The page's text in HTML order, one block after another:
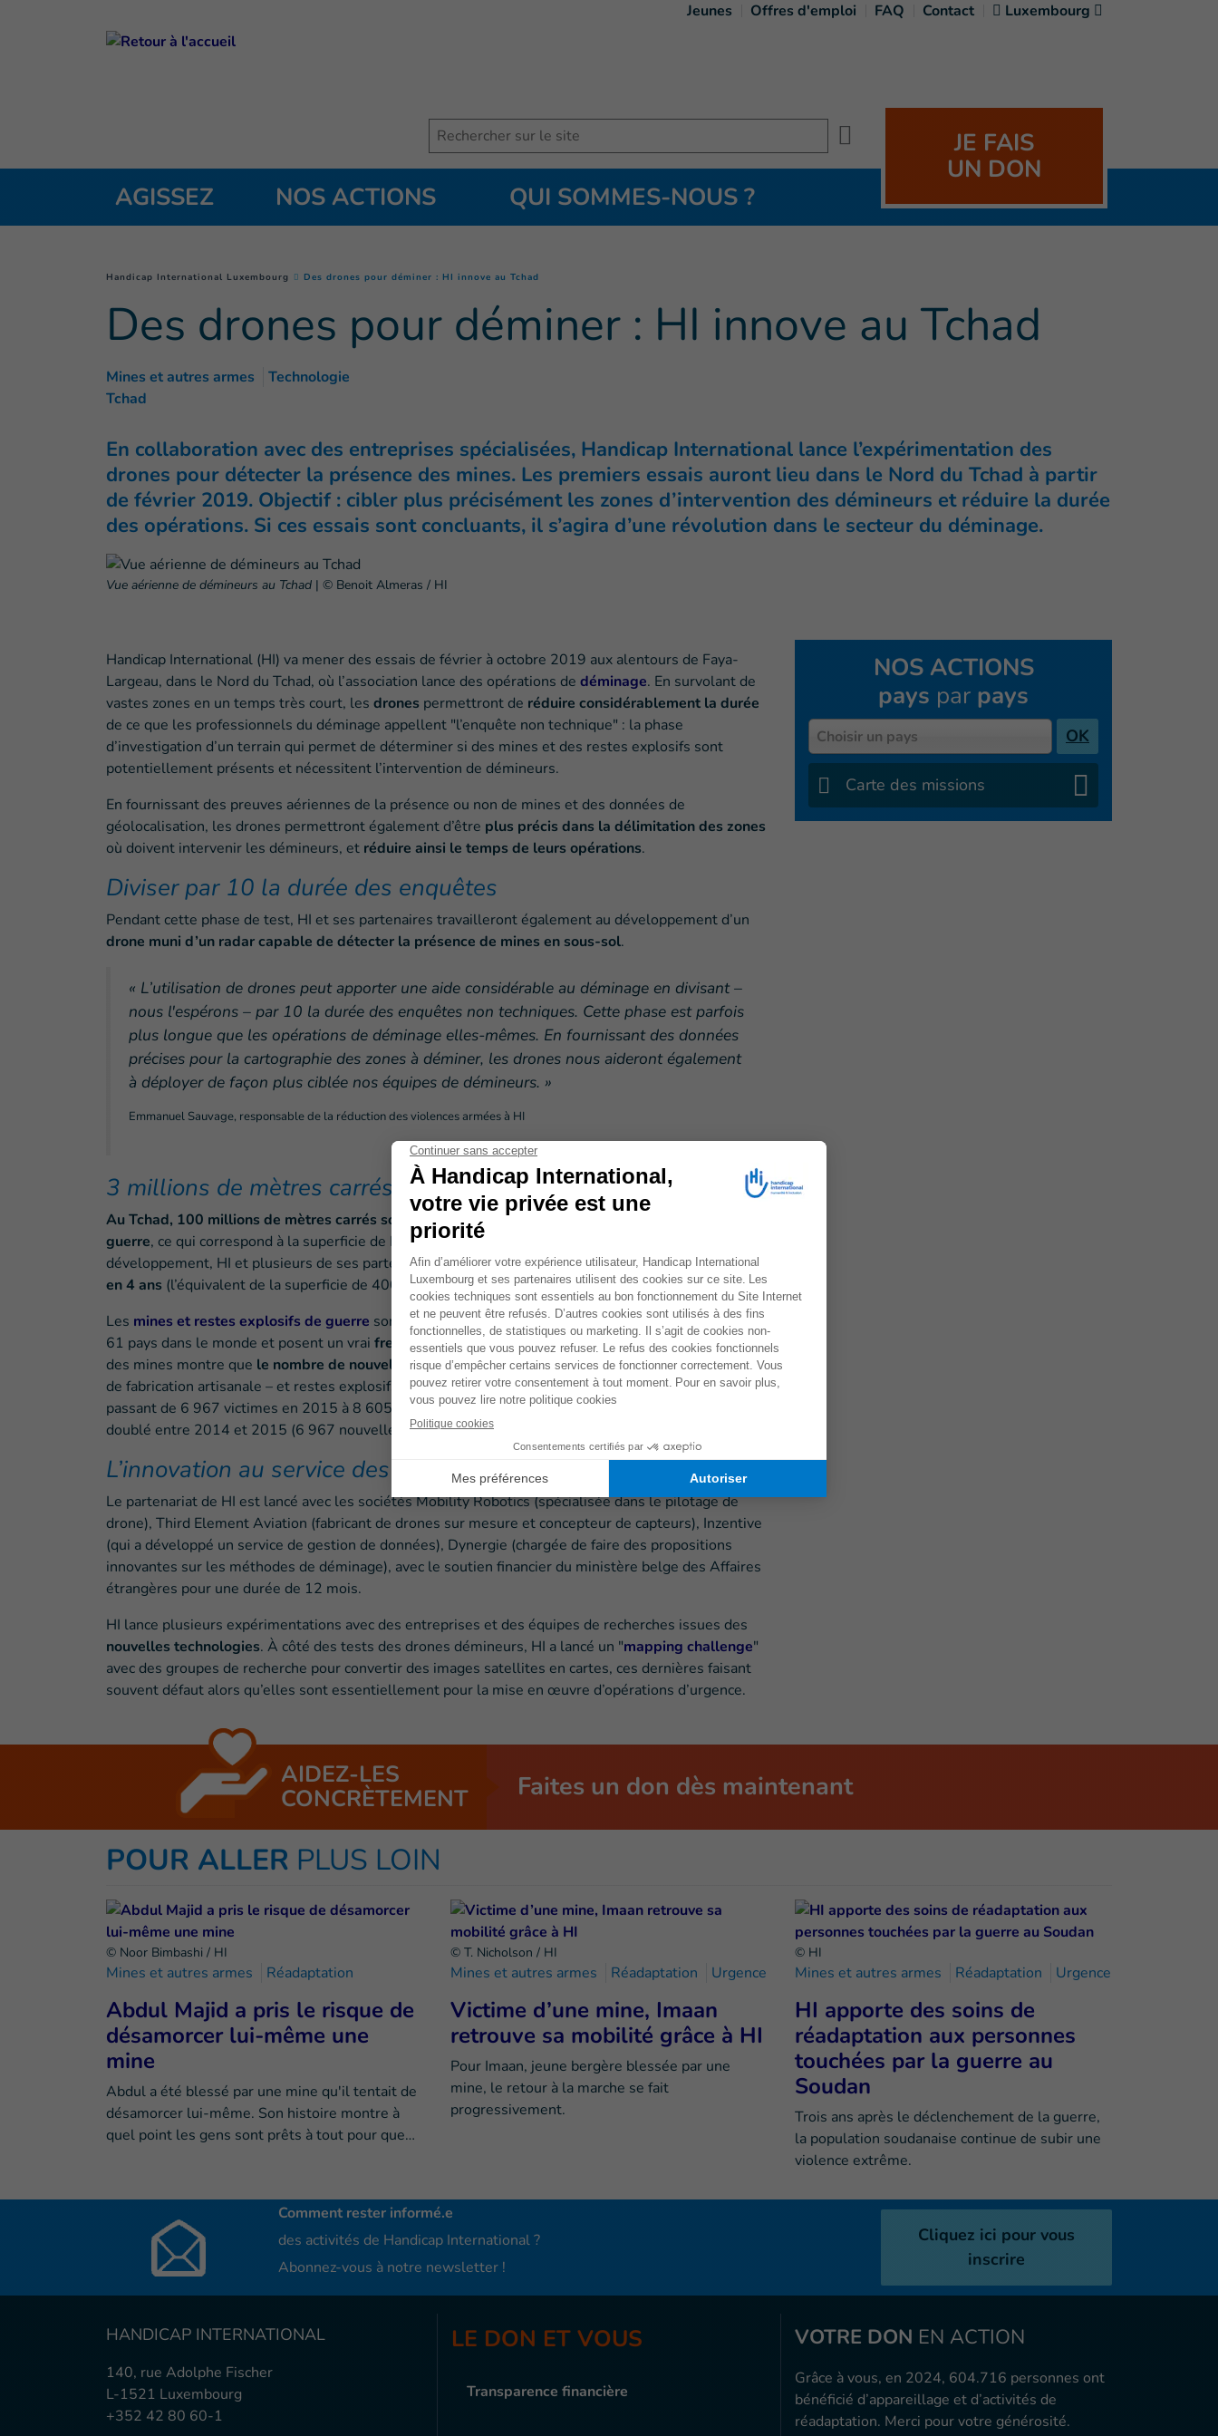
Jeunes Offres d'emploi FAQ Contact Luxembourg
Search
JE FAIS
UN DON
AGISSEZ
NOS ACTIONS QUI SOMMES-NOUS ?
You are here :
Handicap International Luxembourg Des drones pour déminer : HI innove au Tchad
Des drones pour déminer : HI innove au Tchad
Mines et autres armes
Technologie
Tchad
En collaboration avec des entreprises spécialisées, Handicap International lance l’expérimentation des
drones pour détecter la présence des mines. Les premiers essais auront lieu dans le Nord du Tchad à partir
de février 2019. Objectif : cibler plus précisément les zones d’intervention des démineurs et réduire la durée
des opérations. Si ces essais sont concluants, il s’agira d’une révolution dans le secteur du déminage.
Vue aérienne de démineurs au Tchad | © Benoit Almeras / HI
Handicap International (HI) va mener des essais de février à octobre 2019 aux alentours de Faya-
Largeau, dans le Nord du Tchad, où l’association lance des opérations de déminage. En survolant de
vastes zones en un temps très court, les drones permettront de réduire considérablement la durée
de ce que les professionnels du déminage appellent "l’enquête non technique" : la phase
d’investigation d’un terrain qui permet de déterminer si des mines et des restes explosifs sont
potentiellement présents et nécessitent l’intervention de démineurs.
En fournissant des preuves aériennes de la présence ou non de mines et des données de
géolocalisation, les drones permettront également d’être plus précis dans la délimitation des zones
où doivent intervenir les démineurs, et réduire ainsi le temps de leurs opérations.
Diviser par 10 la durée des enquêtes
Pendant cette phase de test, HI et ses partenaires travailleront également au développement d’un
drone muni d’un radar capable de détecter la présence de mines en sous-sol.
« L’utilisation de drones peut apporter une aide considérable au déminage en divisant –
nous l'espérons – par 10 la durée des enquêtes non techniques. Cette phase est parfois
plus longue que les opérations de déminage elles-mêmes. En fournissant des données
précises pour la cartographie des zones à déminer, les drones nous aideront également
à déployer de façon plus ciblée nos équipes de démineurs. »
Emmanuel Sauvage, responsable de la réduction des violences armées à HI
3 millions de mètres carrés déminés en quatre ans
Au Tchad, 100 millions de mètres carrés sont contaminés par les mines et les restes explosifs de
guerre, ce qui correspond à la superficie de Paris. Dans le cadre d’un vaste programme de
développement, HI et plusieurs de ses partenaires ont prévu dedéminer 3 millions de mètres carrés
en 4 ans (l’équivalent de la superficie de 400 terrains de football).
Les mines et restes explosifs de guerre sont undanger quotidien pour les populations civilesdans
61 pays dans le monde et posent un vrai frein au développement. Le rapport 2017 de l’Observatoire
des mines montre que le nombre de nouvelles victimes de mines antipersonnel– industrielles ou
de fabrication artisanale – et restes explosifs de guerrea augmenté de presque 25 % en un an,
passant de 6 967 victimes en 2015 à 8 605 victimes en 2016. Ce nombre avait déjà quasiment
doublé entre 2014 et 2015 (6 967 nouvelles victimes en 2015 contre 3 993 en 2014).
L’innovation au service des bénéficiaires
Le partenariat de HI est lancé avec les sociétés Mobility Robotics (spécialisée dans le pilotage de
drone), Third Element Aviation (fabricant de drones sur mesure et concepteur de capteurs), Inzentive
(qui a développé un service de gestion de données), Dynergie (chargée de faire des propositions
innovantes sur les méthodes de déminage), avec le soutien financier du ministère belge des Affaires
étrangères pour une durée de 12 mois.
HI lance plusieurs expérimentations avec des entreprises et des équipes de recherches issues des
nouvelles technologies. À côté des tests des drones démineurs, HI a lancé un "mapping challenge"
avec des groupes de recherche pour convertir des images satellites en cartes, ces dernières faisant
souvent défaut alors qu’elles sont essentiellement pour la mise en œuvre d’opérations d’urgence.
NOS ACTIONS
pays par pays
PaysChoisir un pays OK
Carte des missions
AIDEZ-LES
CONCRÈTEMENT Faites un don dès maintenant
POUR ALLER PLUS LOIN
© Noor Bimbashi / HI
Mines et autres armes Réadaptation
Abdul Majid a pris le risque de
désamorcer lui-même une
mine
Abdul a été blessé par une mine qu'il tentait de
désamorcer lui-même. Son histoire montre à
quel point les gens sont prêts à tout pour que…
© T. Nicholson / HI
Mines et autres armes Réadaptation Urgence
Victime d’une mine, Imaan
retrouve sa mobilité grâce à HI
Pour Imaan, jeune bergère blessée par une
mine, le retour à la marche se fait
progressivement.
© HI
Mines et autres armes Réadaptation Urgence
HI apporte des soins de
réadaptation aux personnes
touchées par la guerre au
Soudan
Trois ans après le déclenchement de la guerre,
la population soudanaise continue de subir une
violence extrême.
Comment rester informé.e
des activités de Handicap International ?
Abonnez-vous à notre newsletter !
Cliquez ici pour vous
inscrire
HANDICAP INTERNATIONAL
140, rue Adolphe Fischer
L-1521 Luxembourg
+352 42 80 60-1
LE DON ET VOUS
Transparence financière
VOTRE DON EN ACTION
Grâce à vous, en 2024, 604.716 personnes ont
bénéficié d’appareillage et d’activités de
réadaptation. Merci pour votre générosité.